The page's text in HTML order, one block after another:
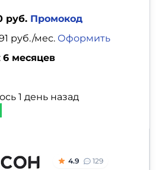
руб. Промокод
6 месяцев
руб./мес. Оформить
1 день назад
4.9 129